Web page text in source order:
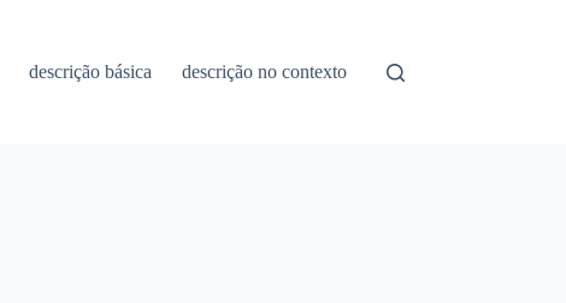
descrição básica descrição no contexto